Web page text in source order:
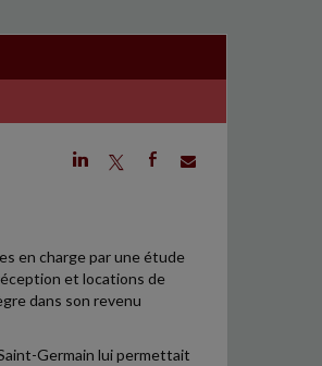
j a b
en charge par une étude
et locations de
dans son revenu
Germain lui permettait